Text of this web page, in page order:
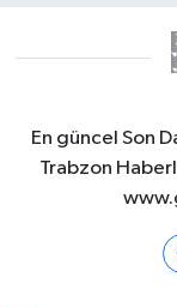
En güncel Son
Trabzon